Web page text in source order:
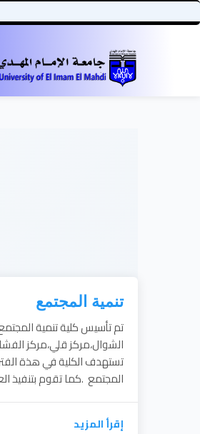
تنمية المجتمع
الشوال،مركز قلي،مركز
تستهدف الكلية في هذة
المجتمع .كما تقوم بتنفيذ
إقرأ المزيد